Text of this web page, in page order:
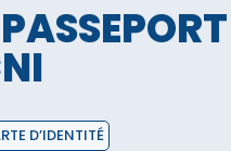
PASSEPORT
D’IDENTITÉ